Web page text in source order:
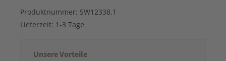
Produktnummer: SW12338.1
Lieferzeit: 1-3 Tage
Unsere Vorteile